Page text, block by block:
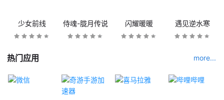
少女前线 侍魂-胧月传说 闪耀暖暖 遇见逆水寒
热门应用 more...